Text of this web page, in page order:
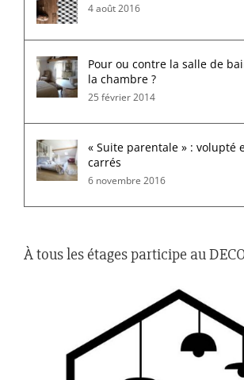
4 août 2016
Pour ou contre la salle de
la chambre ?
25 février 2014
« Suite parentale » : volupté
carrés
6 novembre 2016
À tous les étages participe au